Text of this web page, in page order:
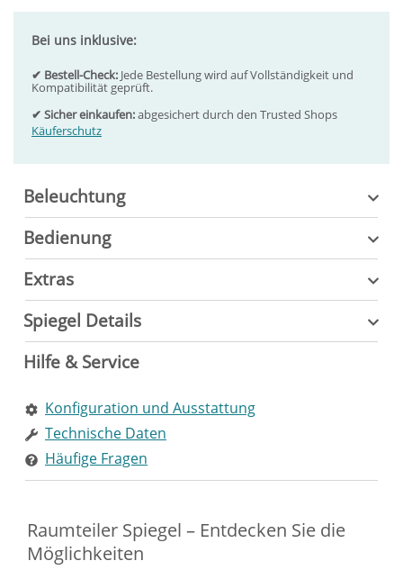
Raumteiler Spiegel – Entdecken Sie die
Möglichkeiten
Beleuchtung
Bedienung
Extras
Spiegel Details
Hilfe & Service
Konfiguration und Ausstattung
Technische Daten
Häufige Fragen
Bei uns inklusive:
✔ Bestell-Check: Jede Bestellung wird auf Vollständigkeit und
Kompatibilität geprüft.
✔ Sicher einkaufen:abgesichert durch den Trusted Shops
Käuferschutz